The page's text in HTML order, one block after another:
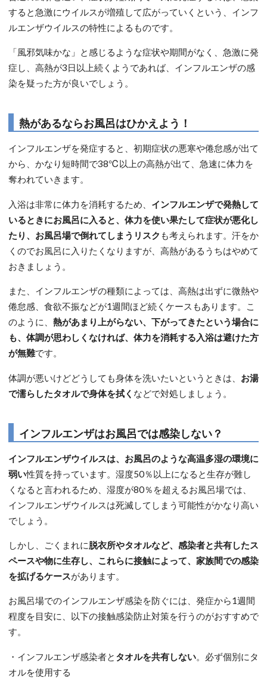
すると急激にウイルスが増殖して広がっていくという、インフ
ルエンザウイルスの特性によるものです。
「風邪気味かな」と感じるような症状や期間がなく、急激に発
症し、高熱が3日以上続くようであれば、インフルエンザの感
染を疑った方が良いでしょう。
熱があるならお風呂はひかえよう！
インフルエンザを発症すると、初期症状の悪寒や倦怠感が出て
から、かなり短時間で38℃以上の高熱が出て、急速に体力を
奪われていきます。
入浴は非常に体力を消耗するため、 インフルエンザで発熱して
いるときにお風呂に入ると、体力を使い果たして症状が悪化し
たり、お風呂場で倒れてしまうリスク も考えられます。汗をか
くのでお風呂に入りたくなりますが、高熱があるうちはやめて
おきましょう。
また、インフルエンザの種類によっては、高熱は出ずに微熱や
倦怠感、食欲不振などが1週間ほど続くケースもあります。こ
のように、 熱があまり上がらない、下がってきたという場合に
も、体調が思わしくなければ、体力を消耗する入浴は避けた方
が無難です。
体調が悪いけどどうしても身体を洗いたいというときは、 お湯
で濡らしたタオルで身体を拭く などで対処しましょう。
インフルエンザはお風呂では感染しない？
インフルエンザウイルスは、お風呂のような高温多湿の環境に
弱い性質を持っています。湿度50％以上になると生存が難し
くなると言われるため、湿度が80％を超えるお風呂場では、
インフルエンザウイルスは死滅してしまう可能性がかなり高い
でしょう。
しかし、ごくまれに脱衣所やタオルなど、感染者と共有したス
ペースや物に生存し、これらに接触によって、家族間での感染
を拡げるケースがあります。
お風呂場でのインフルエンザ感染を防ぐには、発症から1週間
程度を目安に、以下の接触感染防止対策を行うのがおすすめで
す。
・インフルエンザ感染者と タオルを共有しない。必ず個別にタ
オルを使用する